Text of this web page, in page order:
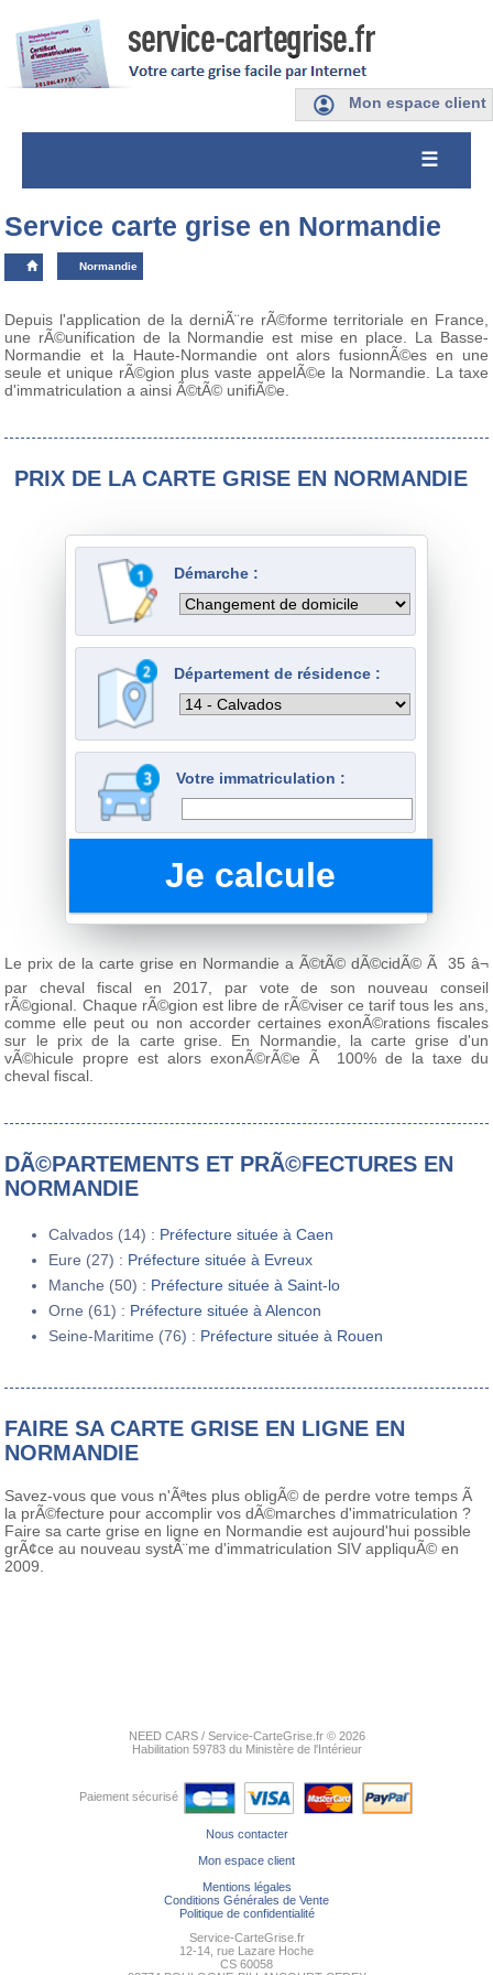
Mon espace client
☰
Service carte grise en Normandie
Normandie
Depuis l'application de la derniÃ¨re rÃ©forme territoriale en France,
une rÃ©unification de la Normandie est mise en place. La Basse-
Normandie et la Haute-Normandie ont alors fusionnÃ©es en une
seule et unique rÃ©gion plus vaste appelÃ©e la Normandie. La taxe
d'immatriculation a ainsi Ã©tÃ© unifiÃ©e.
PRIX DE LA CARTE GRISE EN NORMANDIE
Démarche :
Département de résidence :
Votre immatriculation :
Le prix de la carte grise en Normandie a Ã©tÃ© dÃ©cidÃ© Ã 35 â¬
par cheval fiscal en 2017, par vote de son nouveau conseil
rÃ©gional. Chaque rÃ©gion est libre de rÃ©viser ce tarif tous les ans,
comme elle peut ou non accorder certaines exonÃ©rations fiscales
sur le prix de la carte grise. En Normandie, la carte grise d'un
vÃ©hicule propre est alors exonÃ©rÃ©e Ã 100% de la taxe du
cheval fiscal.
DÃ©PARTEMENTS ET PRÃ©FECTURES EN
NORMANDIE
Calvados (14) : Préfecture située à Caen
Eure (27) : Préfecture située à Evreux
Manche (50) : Préfecture située à Saint-lo
Orne (61) : Préfecture située à Alencon
Seine-Maritime (76) : Préfecture située à Rouen
FAIRE SA CARTE GRISE EN LIGNE EN
NORMANDIE
Savez-vous que vous n'Ãªtes plus obligÃ© de perdre votre temps Ã
la prÃ©fecture pour accomplir vos dÃ©marches d'immatriculation ?
Faire sa carte grise en ligne en Normandie est aujourd'hui possible
grÃ¢ce au nouveau systÃ¨me d'immatriculation SIV appliquÃ© en
2009.
NEED CARS / Service-CarteGrise.fr © 2026
Habilitation 59783 du Ministère de l'Intérieur
Paiement sécurisé
Nous contacter
Mon espace client
Mentions légales
Conditions Générales de Vente
Politique de confidentialité
Service-CarteGrise.fr
12-14, rue Lazare Hoche
CS 60058